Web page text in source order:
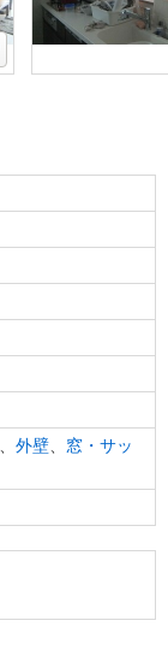
外壁
窓・サッ